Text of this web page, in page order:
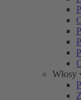
Włosy